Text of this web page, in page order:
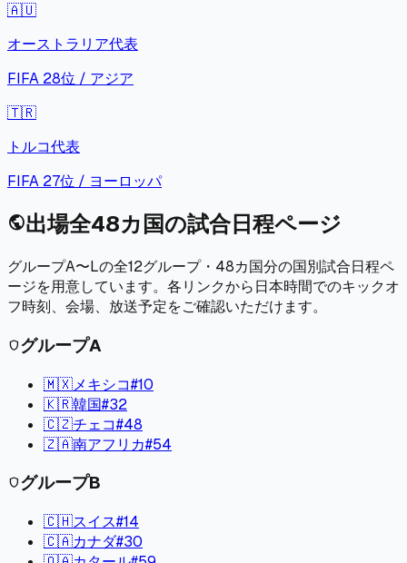
🇦🇺
オーストラリア代表
FIFA 28位 / アジア
🇹🇷
トルコ代表
FIFA 27位 / ヨーロッパ
public出場全48カ国の試合日程ページ
グループA〜Lの全12グループ・48カ国分の国別試合日程ペ
ージを用意しています。各リンクから日本時間でのキックオ
フ時刻、会場、放送予定をご確認いただけます。
shieldグループA
🇲🇽メキシコ#10
🇰🇷韓国#32
🇨🇿チェコ#48
🇿🇦南アフリカ#54
shieldグループB
🇨🇭スイス#14
🇨🇦カナダ#30